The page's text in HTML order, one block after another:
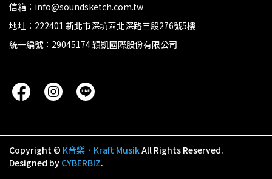
信箱：info@soundsketch.com.tw
地址：222401 新北市深坑區北深路三段276號5樓
統一編號：29045174 穎凱國際股份有限公司
Copyright © K音樂．Kraft MusikAll Rights Reserved.
Designed by CYBERBIZ.